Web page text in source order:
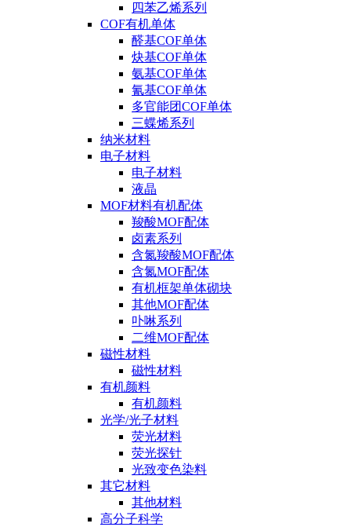
四苯乙烯系列
COF有机单体
醛基COF单体
炔基COF单体
氨基COF单体
氰基COF单体
多官能团COF单体
三蝶烯系列
纳米材料
电子材料
电子材料
液晶
MOF材料有机配体
羧酸MOF配体
卤素系列
含氮羧酸MOF配体
含氮MOF配体
有机框架单体砌块
其他MOF配体
卟啉系列
二维MOF配体
磁性材料
磁性材料
有机颜料
有机颜料
光学/光子材料
荧光材料
荧光探针
光致变色染料
其它材料
其他材料
高分子科学